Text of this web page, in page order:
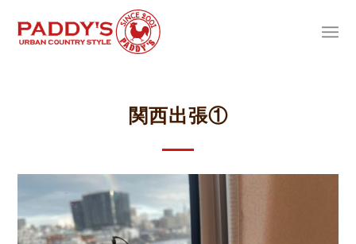
関西出張①